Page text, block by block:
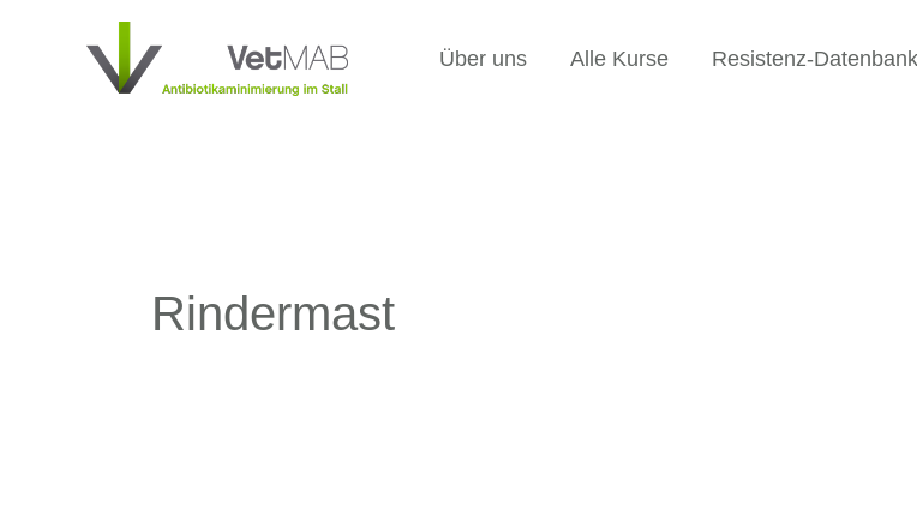
Über uns Alle Kurse Resistenz-Datenbank
Rindermast